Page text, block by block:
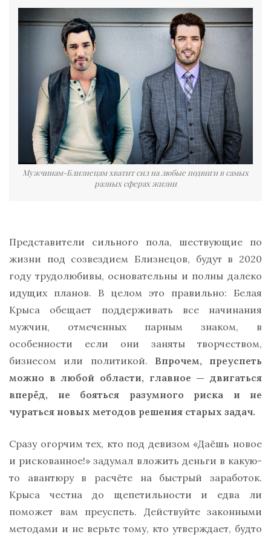
Мужчинам-Близнецам хватит сил на любые подвиги в самых
разных сферах жизни
Представители сильного пола, шествующие по
жизни под созвездием Близнецов, будут в 2020
году трудолюбивы, основательны и полны далеко
идущих планов. В целом это правильно: Белая
Крыса обещает поддерживать все начинания
мужчин, отмеченных парным знаком, в
особенности если они заняты творчеством,
бизнесом или политикой. Впрочем, преуспеть
можно в любой области, главное — двигаться
вперёд, не бояться разумного риска и не
чураться новых методов решения старых задач.
Сразу огорчим тех, кто под девизом «Даёшь новое
и рискованное!» задумал вложить деньги в какую-
то авантюру в расчёте на быстрый заработок.
Крыса честна до щепетильности и едва ли
поможет вам преуспеть. Действуйте законными
методами и не верьте тому, кто утверждает, будто